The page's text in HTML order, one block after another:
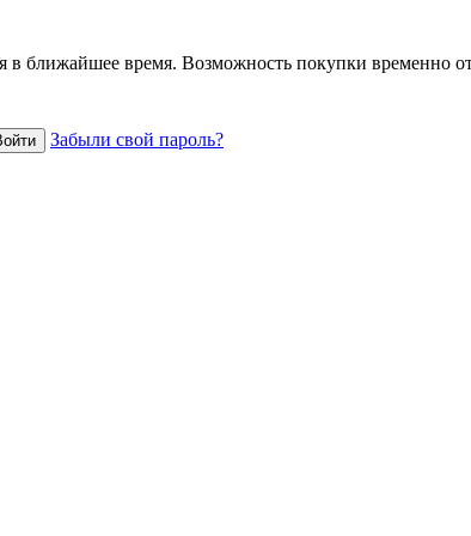
в ближайшее время. Возможность покупки временно
Забыли свой пароль?